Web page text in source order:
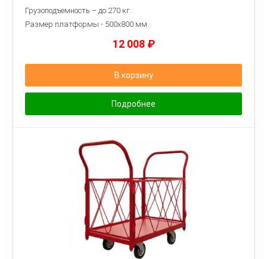
Грузоподъемность – до 270 кг.
Размер платформы - 500х800 мм.
12 008 ₽
В корзину
Подробнее